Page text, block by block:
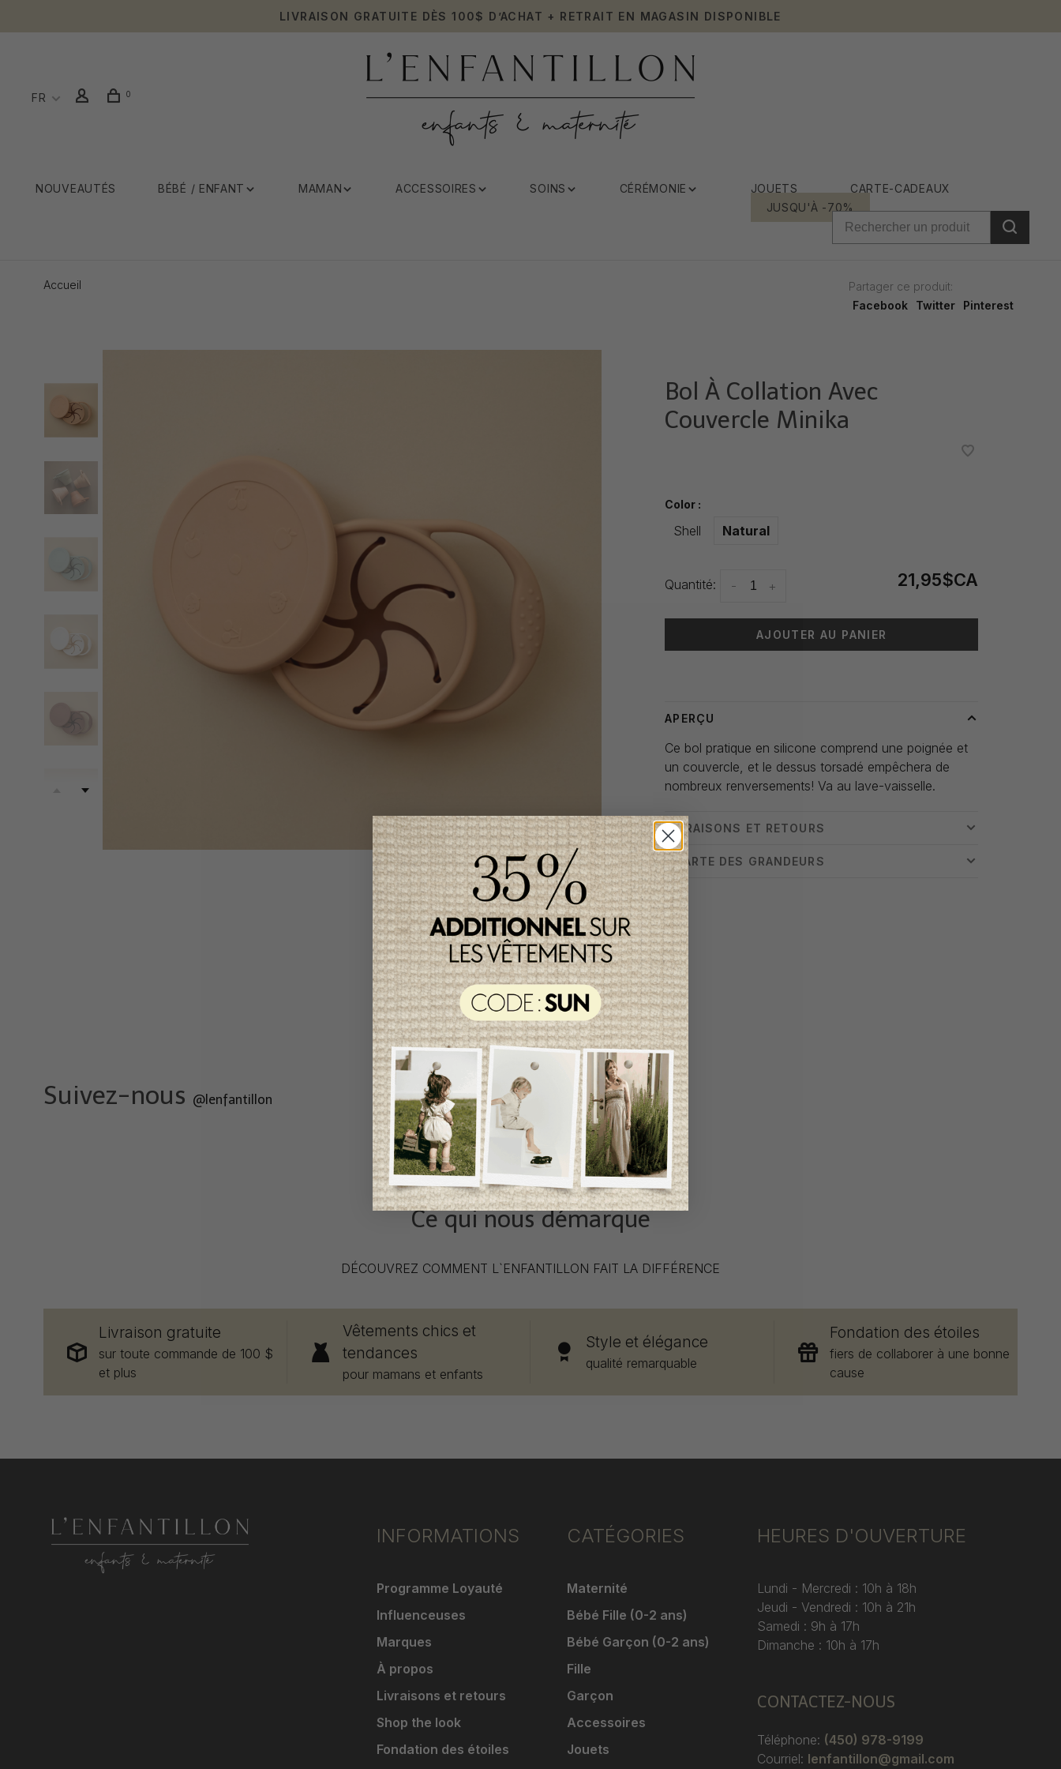
LIVRAISON GRATUITE DÈS 100$ D’ACHAT + RETRAIT EN MAGASIN DISPONIBLE
FR 0
NOUVEAUTÉS BÉBÉ / ENFANT MAMAN ACCESSOIRES SOINS CÉRÉMONIE JOUETS
CARTE-CADEAUX
JUSQU'À -70%
Accueil
Partager ce produit:
Facebook
Twitter Pinterest
Bol À Collation Avec
Couvercle Minika
Color :
Shell Natural
Quantité: +
- 21,95$CA
AJOUTER AU PANIER
APERÇU
Ce bol pratique en silicone comprend une poignée et
un couvercle, et le dessus torsadé empêchera de
nombreux renversements! Va au lave-vaisselle.
LIVRAISONS ET RETOURS
CHARTE DES GRANDEURS
Suivez-nous @lenfantillon
Ce qui nous démarque
DÉCOUVREZ COMMENT L`ENFANTILLON FAIT LA DIFFÉRENCE
Livraison gratuite
sur toute commande de 100 $
et plus
Vêtements chics et
tendances
pour mamans et enfants
Style et élégance
qualité remarquable
Fondation des étoiles
fiers de collaborer à une bonne
cause
INFORMATIONS
Programme Loyauté
Influenceuses
Marques
À propos
Livraisons et retours
Shop the look
Fondation des étoiles
CATÉGORIES
Maternité
Bébé Fille (0-2 ans)
Bébé Garçon (0-2 ans)
Fille
Garçon
Accessoires
Jouets
HEURES D'OUVERTURE
Lundi - Mercredi : 10h à 18h
Jeudi - Vendredi : 10h à 21h
Samedi : 9h à 17h
Dimanche : 10h à 17h
CONTACTEZ-NOUS
Téléphone: (450) 978-9199
Courriel: lenfantillon@gmail.com